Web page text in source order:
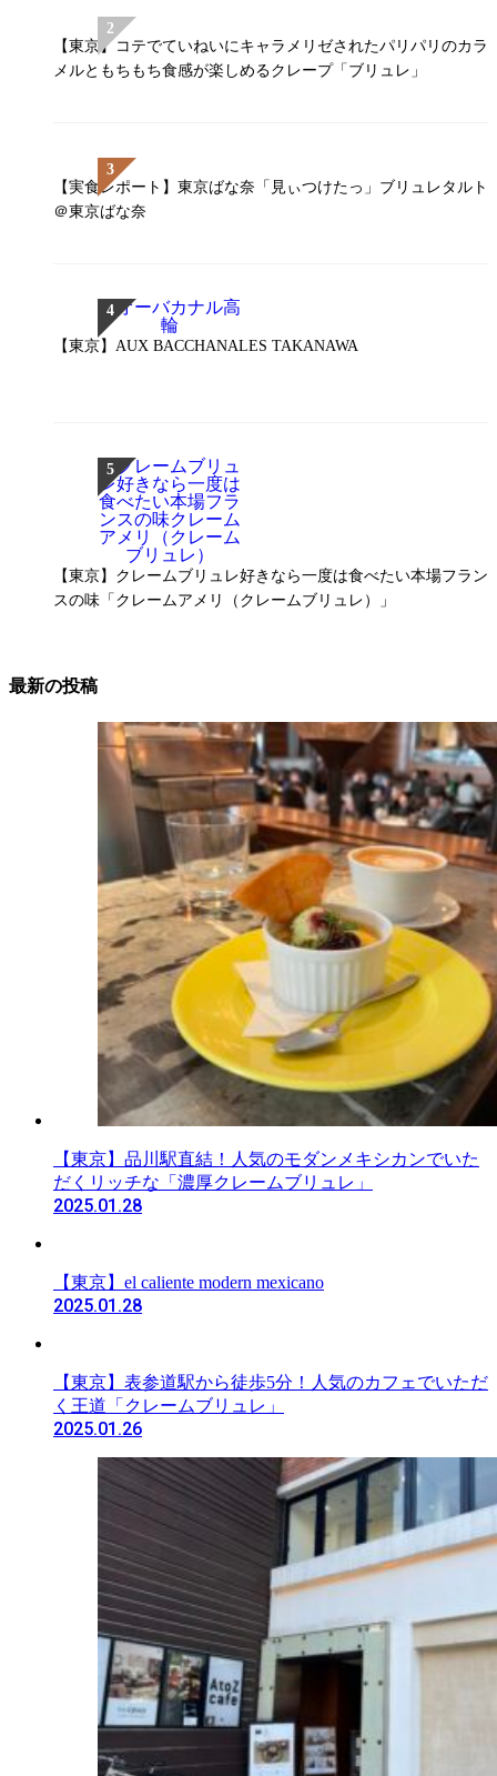
【東京】コテでていねいにキャラメリゼされたパリパリのカラ
メルともちもち食感が楽しめるクレープ「ブリュレ」
【実食レポート】東京ばな奈「見ぃつけたっ」ブリュレタルト
＠東京ばな奈
【東京】AUX BACCHANALES TAKANAWA
【東京】クレームブリュレ好きなら一度は食べたい本場フラン
スの味「クレームアメリ（クレームブリュレ）」
最新の投稿
【東京】品川駅直結！人気のモダンメキシカンでいた
だくリッチな「濃厚クレームブリュレ」
2025.01.28
【東京】el caliente modern mexicano
2025.01.28
【東京】表参道駅から徒歩5分！人気のカフェでいただ
く王道「クレームブリュレ」
2025.01.26